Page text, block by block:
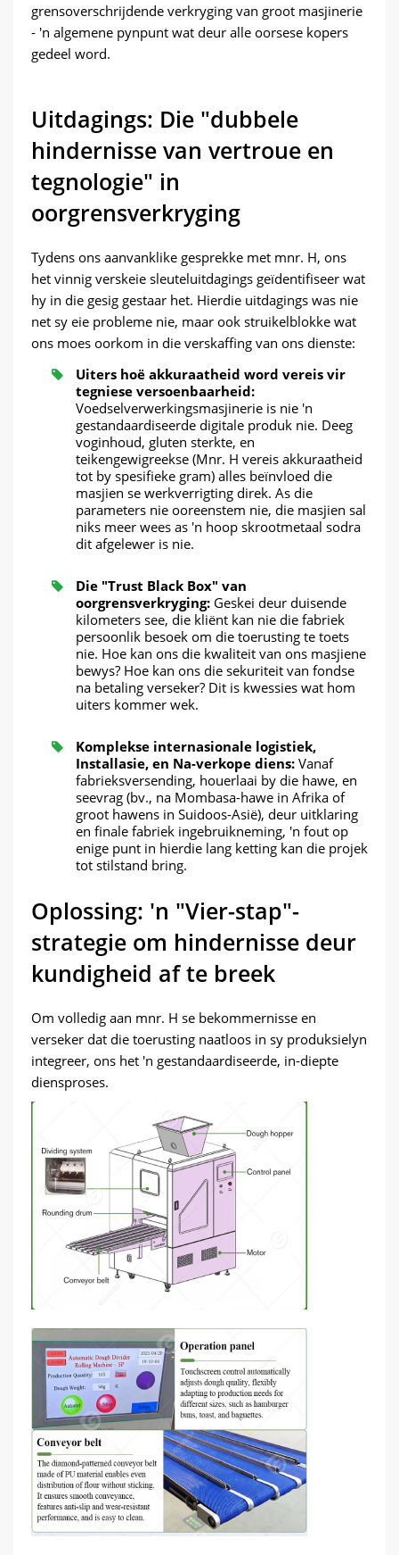
grensoverschrijdende verkryging van groot masjinerie
- 'n algemene pynpunt wat deur alle oorsese kopers
gedeel word.
Uitdagings: Die "dubbele
hindernisse van vertroue en
tegnologie" in
oorgrensverkryging
Tydens ons aanvanklike gesprekke met mnr. H, ons
het vinnig verskeie sleuteluitdagings geïdentifiseer wat
hy in die gesig gestaar het. Hierdie uitdagings was nie
net sy eie probleme nie, maar ook struikelblokke wat
ons moes oorkom in die verskaffing van ons dienste:
Uiters hoë akkuraatheid word vereis vir
tegniese versoenbaarheid:
Voedselverwerkingsmasjinerie is nie 'n
gestandaardiseerde digitale produk nie. Deeg
voginhoud, gluten sterkte, en
teikengewigreekse (Mnr. H vereis akkuraatheid
tot by spesifieke gram) alles beïnvloed die
masjien se werkverrigting direk. As die
parameters nie ooreenstem nie, die masjien sal
niks meer wees as 'n hoop skrootmetaal sodra
dit afgelewer is nie.
Die "Trust Black Box" van
oorgrensverkryging: Geskei deur duisende
kilometers see, die kliënt kan nie die fabriek
persoonlik besoek om die toerusting te toets
nie. Hoe kan ons die kwaliteit van ons masjiene
bewys? Hoe kan ons die sekuriteit van fondse
na betaling verseker? Dit is kwessies wat hom
uiters kommer wek.
Komplekse internasionale logistiek,
Installasie, en Na-verkope diens: Vanaf
fabrieksversending, houerlaai by die hawe, en
seevrag (bv., na Mombasa-hawe in Afrika of
groot hawens in Suidoos-Asië), deur uitklaring
en finale fabriek ingebruikneming, 'n fout op
enige punt in hierdie lang ketting kan die projek
tot stilstand bring.
Oplossing: 'n "Vier-stap"-
strategie om hindernisse deur
kundigheid af te breek
Om volledig aan mnr. H se bekommernisse en
verseker dat die toerusting naatloos in sy produksielyn
integreer, ons het 'n gestandaardiseerde, in-diepte
diensproses.